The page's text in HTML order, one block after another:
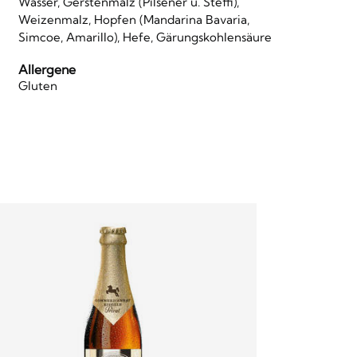
Weizenmalz, Hopfen (Mandarina Bavaria,
Simcoe, Amarillo), Hefe, Gärungskohlensäure
Allergene
Gluten